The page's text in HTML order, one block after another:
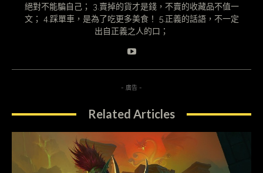
絕對不能騙自己； 3.賣掉的貨才是錢，不賣的收藏品不值一
文； 4.踩單車，是為了吃更多美食！ 5.正義的話語，不一定
出自正義之人的口；
- 廣告 -
Related Articles